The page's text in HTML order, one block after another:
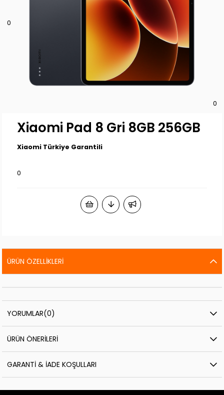
0
0
Xiaomi Pad 8 Gri 8GB 256GB
Xiaomi Türkiye Garantili
0
ÜRÜN ÖZELLIKLERI
YORUMLAR(0)
ÜRÜN ÖNERILERI
GARANTI & İADE KOŞULLARI